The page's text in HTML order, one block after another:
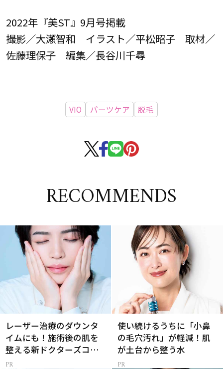
2022年『美ST』9月号掲載
撮影／大瀬智和 イラスト／平松昭子 取材／
佐藤理保子 編集／長谷川千尋
VIO パーツケア 脱毛
RECOMMENDS
レーザー治療のダウンタ
イムにも！施術後の肌を
整える新ドクターズコス
メ
使い続けるうちに「小鼻
の毛穴汚れ」が軽減！肌
が土台から整う水